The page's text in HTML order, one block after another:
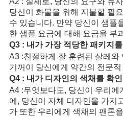
당신이 화물을 위해 지불할 필
수 있습니다. 만약 당신이 샘플
한 샘플 요금에 대해 요금을 부
Q3 : 내가 가장 적당한 패키지
A3 :친절하게 잘 훈련된 살레와
기꺼이 당신에게 약간의 전문
Q4 : 내가 디자인의 색채를 확
A4 :무엇보다도, 당신이 우리에
에, 당신이 자체 디자인을 가지
가 또한 우리에게 색채의 팬톤